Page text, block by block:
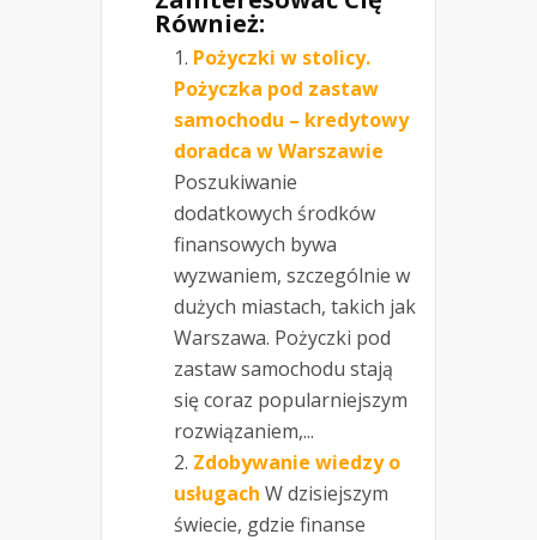
Również:
Pożyczki w stolicy.
Pożyczka pod zastaw
samochodu – kredytowy
doradca w Warszawie
Poszukiwanie
dodatkowych środków
finansowych bywa
wyzwaniem, szczególnie w
dużych miastach, takich jak
Warszawa. Pożyczki pod
zastaw samochodu stają
się coraz popularniejszym
rozwiązaniem,...
Zdobywanie wiedzy o
usługach W dzisiejszym
świecie, gdzie finanse